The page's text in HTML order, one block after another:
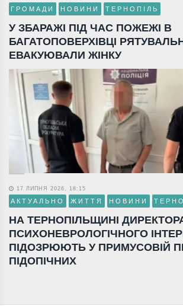
ГРОМАДИ НОВИНИ ТЕРНОПІЛЬ
У ЗБАРАЖІ ПІД ЧАС ПОЖЕЖІ В
БАГАТОПОВЕРХІВЦІ
ЕВАКУЮВАЛИ ЖІНКУ
17 ЛИПНЯ 2026, 18:15
АКТУАЛЬНО ЖИТТЯ НОВИНИ
НА ТЕРНОПІЛЬЩИНІ
ПСИХОНЕВРОЛОГІЧНОГО
ПІДОЗРЮЮТЬ У ПРИМУСОВІЙ
ПІДОПІЧНИХ